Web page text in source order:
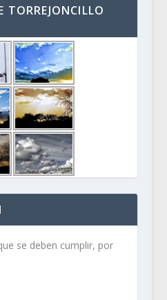
TORREJONCILLO
se deben cumplir, por